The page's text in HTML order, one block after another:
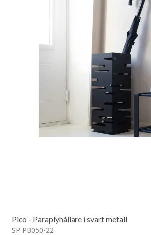
Pico - Paraplyhållare i svart metall
SP PB050-22